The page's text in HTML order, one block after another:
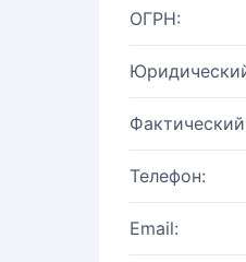
ОГРН:
Телефон:
Email: